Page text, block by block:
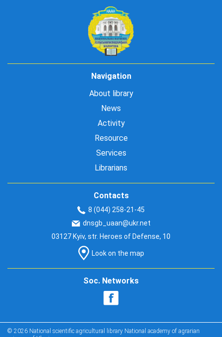
Navigation
About library
News
Activity
Resource
Services
Librarians
Contacts
8 (044) 258-21-45
dnsgb_uaan@ukr.net
03127 Kyiv, str. Heroes of Defense, 10
Look on the map
Soc. Networks
© 2026 National scientific agricultural library National academy of agrarian